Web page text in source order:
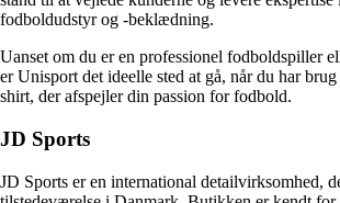
fodboldudstyr og -beklædning.
Uanset om du er en professionel fodboldspiller
er Unisport det ideelle sted at gå, når du har
shirt, der afspejler din passion for fodbold.
JD Sports
JD Sports er en international detailvirksomhed,